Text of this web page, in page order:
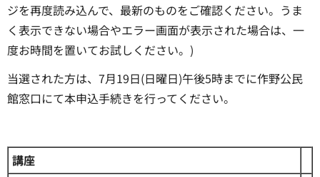
ジを再度読み込んで、最新のものをご確認ください。うま
く表示できない場合やエラー画面が表示された場合は、一
度お時間を置いてお試しください。)
当選された方は、7月19日(日曜日)午後5時までに作野公民
館窓口にて本申込手続きを行ってください。
講座